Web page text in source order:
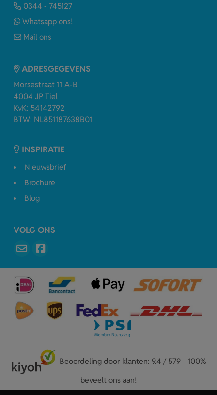
0344 - 745127
Whatsapp ons!
Mail ons
ADRESGEGEVENS
Morsestraat 11 A-B
4004 JP Tiel
KvK: 54142792
BTW: NL851187638B01
INSPIRATIE
Nieuwsbrief
Brochure
Blog
VOLG ONS
Beoordeling door klanten: 9.4 / 579 - 100%
beveelt ons aan!